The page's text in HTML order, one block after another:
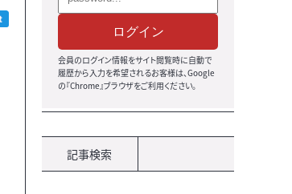
ログイン
会員のログイン情報をサイト閲覧時に自動で
履歴から入力を希望されるお客様は、Google
の『Chrome』ブラウザをご利用ください。
記事検索